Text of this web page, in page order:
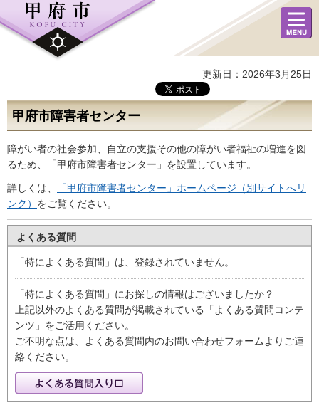
メニュ
ー
更新日：2026年3月25日
甲府市障害者センター
障がい者の社会参加、自立の支援その他の障がい者福祉の増進を図
るため、「甲府市障害者センター」を設置しています。
詳しくは、
「甲府市障害者センター」ホームページ（別サイトへリ
ンク） をご覧ください。
よくある質問
「特によくある質問」は、登録されていません。
「特によくある質問」にお探しの情報はございましたか？
上記以外のよくある質問が掲載されている「よくある質問コンテ
ンツ」をご活用ください。
ご不明な点は、よくある質問内のお問い合わせフォームよりご連
絡ください。